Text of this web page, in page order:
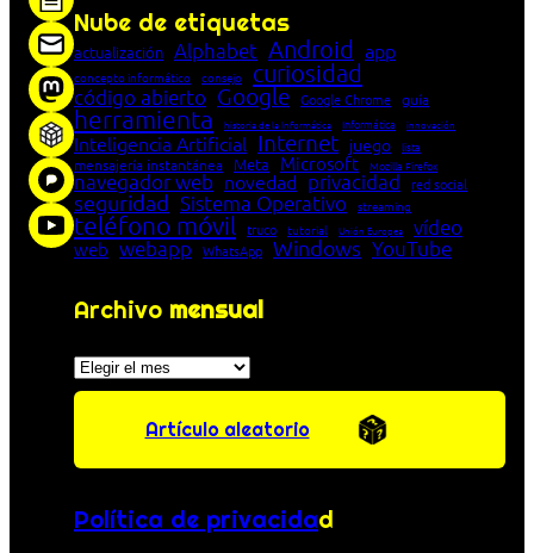
Nube de etiquetas
actualización Alphabet Android app
concepto informático consejo curiosidad
código abierto Google Google Chrome guía
herramienta historia de la Informática Informática innovación
Inteligencia Artificial Internet juego lista
mensajería instantánea Meta Microsoft Mozilla Firefox
navegador web novedad privacidad red social
seguridad Sistema Operativo streaming
teléfono móvil truco tutorial Unión Europea vídeo
web webapp WhatsApp Windows YouTube
Archivo mensual
Archivos
Artículo aleatorio
Política de privacidad